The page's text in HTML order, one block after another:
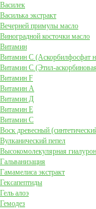
Василек
Василька экстракт
Вечерней примулы масло
Виноградной косточки масло
Витамин
Витамин C (Аскорбилфосфат
Витамин C (Этил-
Витамин F
Витамин А
Витамин Д
Витамин Е
Витамин С
Воск древесный
Вулканический пепел
Высокомолекулярная
Гальванизация
Гамамелиса экстракт
Гексапептиды
Гель алоэ
Гемодез